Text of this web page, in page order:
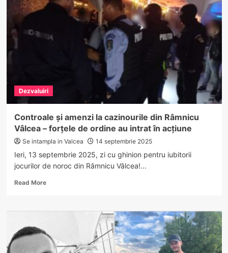
de
Budești:
stradă,
polițiști
Dezvaluiri
Controale și amenzi la cazinourile din Râmnicu
Vâlcea – forțele de ordine au intrat în acțiune
Se intampla in Valcea 14 septembrie 2025
Ieri, 13 septembrie 2025, zi cu ghinion pentru iubitorii
jocurilor de noroc din Râmnicu Vâlcea!...
Read MoreRead
Controale
la
cazinourile